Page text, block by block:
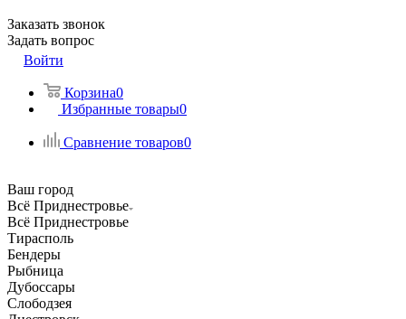
Заказать звонок
Задать вопрос
Войти
Корзина0
Избранные товары0
Сравнение товаров0
Ваш город
Всё Приднестровье
Всё Приднестровье
Тирасполь
Бендеры
Рыбница
Дубоссары
Слободзея